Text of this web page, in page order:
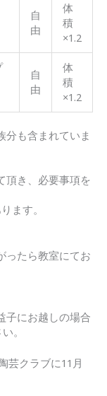
自
由
体
積
×1.2
自
由
体
積
×1.2
も含まれていま
頂き、必要事項を
ます。
ったら教室にてお
子にお越しの場合
。
芸クラブに11月